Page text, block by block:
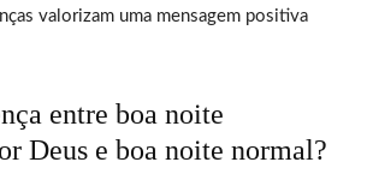
valorizam uma mensagem positiva
entre boa noite
Deus e boa noite normal?